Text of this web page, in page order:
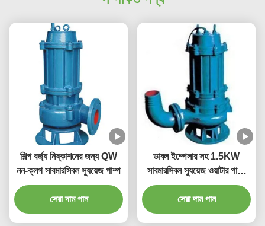
শিল্প বর্জ্য নিষ্কাশনের জন্য QW
নন-ক্লগ সাবমারসিবল স্যুয়েজ পাম্প
সেরা দাম পান
ডাবল ইম্পেলার সহ 1.5KW
সাবমারসিবল স্যুয়েজ ওয়াটার পাম্প
IP68
সেরা দাম পান